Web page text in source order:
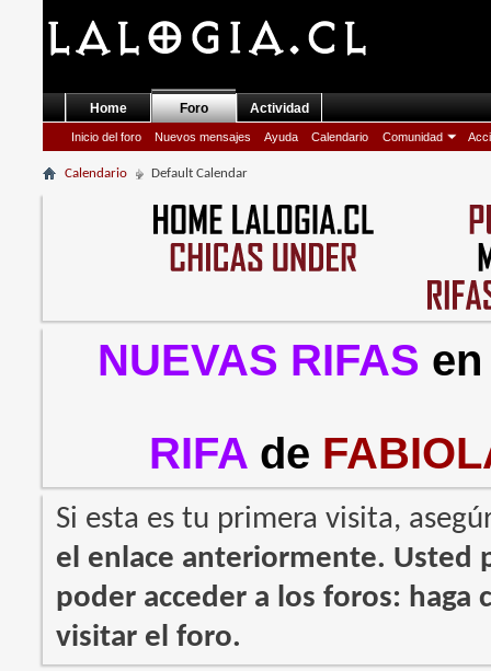
Home Foro
Inicio del foro Nuevos mensajes Ayuda Calendario Comunidad
Actividad
Calendario Default Calendar
NUEVAS RIFAS en
RIFA de
Si esta es tu primera visita,
el enlace anteriormente. Usted
poder acceder a los foros: haga
visitar el foro.